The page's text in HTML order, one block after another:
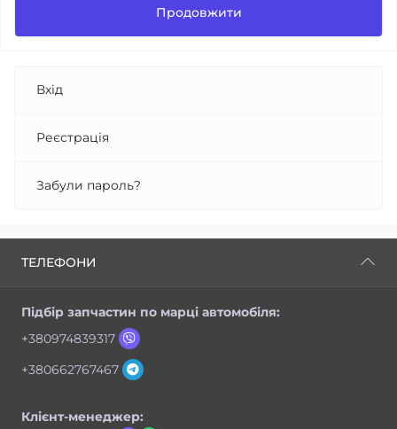
Продовжити
Вхід
Реєстрація
Забули пароль?
ТЕЛЕФОНИ
Підбір запчастин по марці автомобіля:
+380974839317
+380662767467
Клієнт-менеджер: